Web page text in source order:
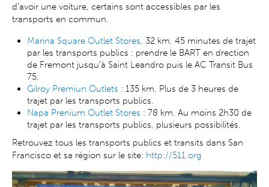
d’avoir une voiture, certains sont accessibles par les
transports en commun.
Marina Square Outlet Stores, 32 km. 45 minutes de trajet
par les transports publics : prendre le BART en drection
de Fremont jusqu’à Saint Leandro puis le AC Transit Bus
75.
Gilroy Premiun Outlets : 135 km. Plus de 3 heures de
trajet par les transports publics.
Napa Prenium Outlet Stores : 78 km. Au moins 2h30 de
trajet par les transports publics, plusieurs possibilités.
Retrouvez tous les transports publics et transits dans San
Francisco et sa région sur le site: http://511.org